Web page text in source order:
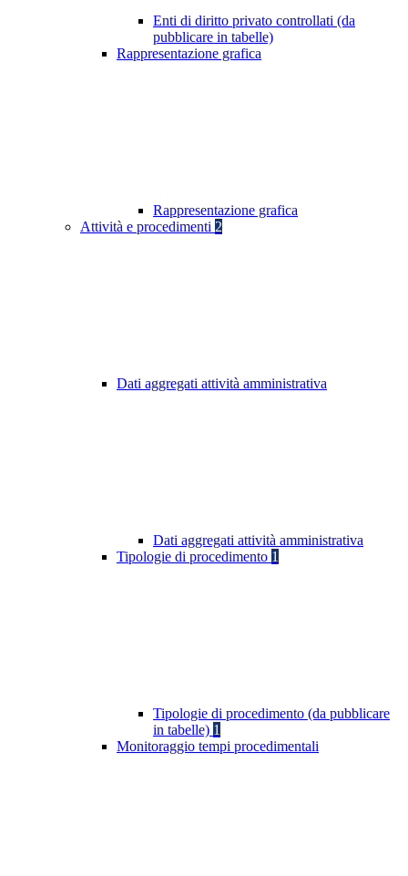
Enti di diritto privato controllati (da
pubblicare in tabelle)
Rappresentazione grafica
Rappresentazione grafica
Attività e procedimenti 2
Dati aggregati attività amministrativa
Dati aggregati attività amministrativa
Tipologie di procedimento 1
Tipologie di procedimento (da pubblicare
in tabelle) 1
Monitoraggio tempi procedimentali